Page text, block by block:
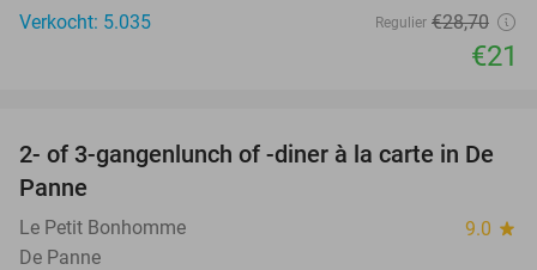
Verkocht: 5.035
Regulier €28,70
€21
39%
2- of 3-gangenlunch of -diner à la carte in De
Panne
Le Petit Bonhomme 9.0 star
De Panne